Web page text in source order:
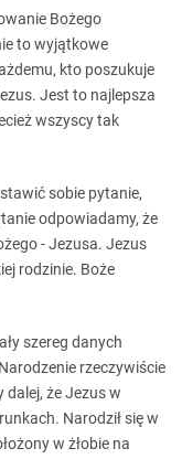
Bożego
to wyjątkowe
kto poszukuje
Jest to najlepsza
wszyscy tak
sobie pytanie,
odpowiadamy, że
- Jezusa. Jezus
rodzinie. Boże
szereg danych
rzeczywiście
dalej, że Jezus w
Narodził się w
w żłobie na